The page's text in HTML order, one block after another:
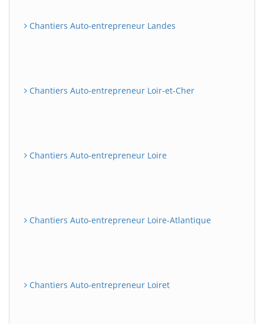
Chantiers Auto-entrepreneur Landes
Chantiers Auto-entrepreneur Loir-et-Cher
Chantiers Auto-entrepreneur Loire
Chantiers Auto-entrepreneur Loire-Atlantique
Chantiers Auto-entrepreneur Loiret